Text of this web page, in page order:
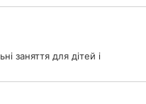
заняття для дітей і